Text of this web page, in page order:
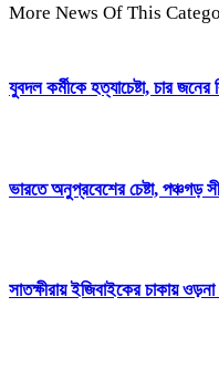
More News Of This
যুবদল কর্মীকে হত্যাচেষ্টা, চার জনের
ভারতে অনুপ্রবেশের চেষ্টা, পঞ্চগড়
সাতক্ষীরায় ইজিবাইকের চাকায়